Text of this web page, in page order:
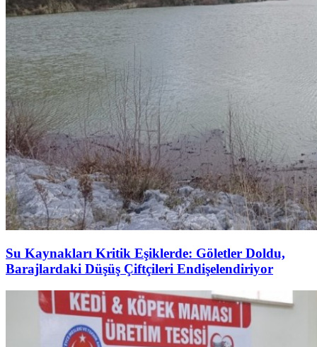
Su Kaynakları Kritik Eşiklerde: Göletler Doldu,
Barajlardaki Düşüş Çiftçileri Endişelendiriyor